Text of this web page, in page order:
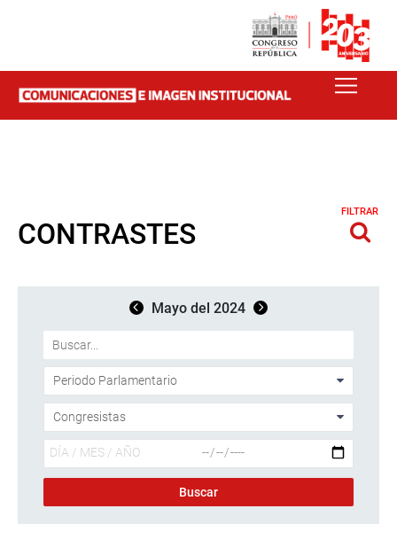
CONTRASTES
FILTRAR
Mayo del 2024